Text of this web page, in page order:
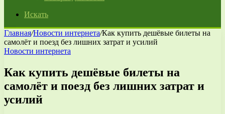
Искать
Главная/Новости интернета/Как купить дешёвые билеты на
самолёт и поезд без лишних затрат и усилий
Новости интернета
Как купить дешёвые билеты на
самолёт и поезд без лишних затрат и
усилий